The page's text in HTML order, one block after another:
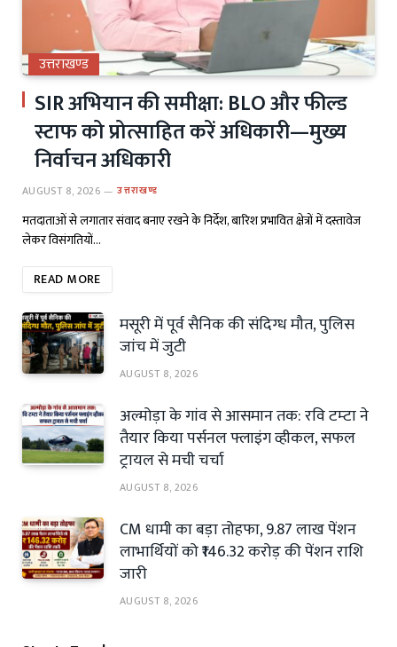
उत्तराखण्ड
SIR अभियान की समीक्षा: BLO और फील्ड
स्टाफ को प्रोत्साहित करें अधिकारी—मुख्य
निर्वाचन अधिकारी
AUGUST 8, 2026 उत्तराखण्ड
मतदाताओं से लगातार संवाद बनाए रखने के निर्देश, बारिश प्रभावित क्षेत्रों में दस्तावेज
लेकर विसंगतियों…
READ MORE
मसूरी में पूर्व सैनिक की संदिग्ध मौत, पुलिस
जांच में जुटी
AUGUST 8, 2026
अल्मोड़ा के गांव से आसमान तक: रवि टम्टा ने
तैयार किया पर्सनल फ्लाइंग व्हीकल, सफल
ट्रायल से मची चर्चा
AUGUST 8, 2026
CM धामी का बड़ा तोहफा, 9.87 लाख पेंशन
लाभार्थियों को ₹146.32 करोड़ की पेंशन राशि
जारी
AUGUST 8, 2026